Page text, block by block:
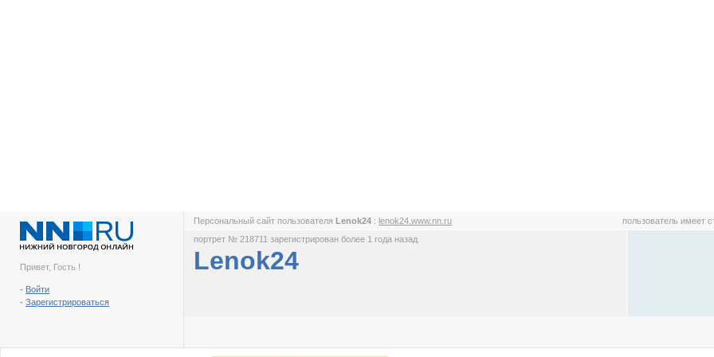
Привет, Гость !
- Войти
- Зарегистрироваться
Персональный сайт пользователя Lenok24 : lenok24.www.nn.ru пользователь имеет
портрет № 218711 зарегистрирован более 1 года назад
Lenok24